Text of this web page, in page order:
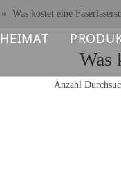
HEIMAT
UV-
» Was kostet eine
Was
Anzahl